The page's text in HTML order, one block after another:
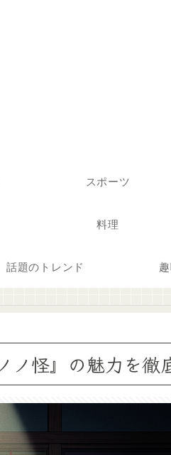
スポーツ
料理
話題のトレンド
ノ怪』の魅力を徹